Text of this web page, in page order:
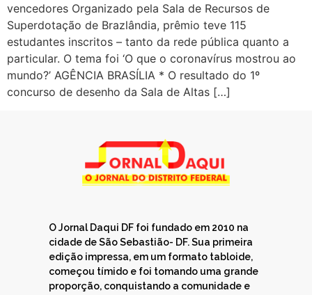
vencedores Organizado pela Sala de Recursos de
Superdotação de Brazlândia, prêmio teve 115
estudantes inscritos – tanto da rede pública quanto a
particular. O tema foi ‘O que o coronavírus mostrou ao
mundo?’ AGÊNCIA BRASÍLIA * O resultado do 1º
concurso de desenho da Sala de Altas […]
O Jornal Daqui DF foi fundado em 2010 na
cidade de São Sebastião- DF. Sua primeira
edição impressa, em um formato tabloide,
começou tímido e foi tomando uma grande
proporção, conquistando a comunidade e